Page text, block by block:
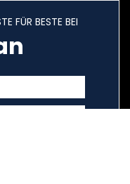
FÜR BESTE BEI